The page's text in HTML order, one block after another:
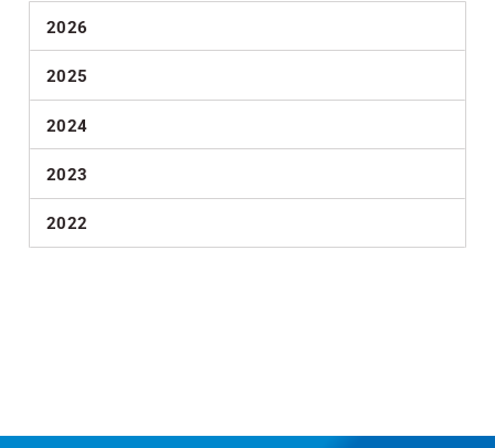
2026
2025
2024
2023
2022